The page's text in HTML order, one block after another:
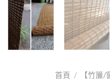
首頁 / 【竹簾